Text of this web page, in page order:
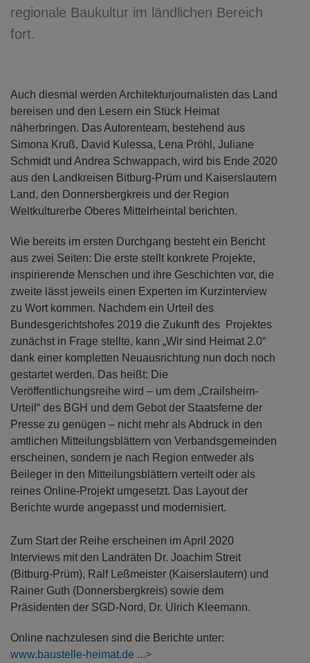
regionale Baukultur im ländlichen Bereich
fort.
Auch diesmal werden Architekturjournalisten das Land
bereisen und den Lesern ein Stück Heimat
näherbringen. Das Autorenteam, bestehend aus
Simona Kruß, David Kulessa, Lena Pröhl, Juliane
Schmidt und Andrea Schwappach, wird bis Ende 2020
aus den Landkreisen Bitburg-Prüm und Kaiserslautern
Land, den Donnersbergkreis und der Region
Weltkulturerbe Oberes Mittelrheintal berichten.
Wie bereits im ersten Durchgang besteht ein Bericht
aus zwei Seiten: Die erste stellt konkrete Projekte,
inspirierende Menschen und ihre Geschichten vor, die
zweite lässt jeweils einen Experten im Kurzinterview
zu Wort kommen. Nachdem ein Urteil des
Bundesgerichtshofes 2019 die Zukunft des Projektes
zunächst in Frage stellte, kann „Wir sind Heimat 2.0“
dank einer kompletten Neuausrichtung nun doch noch
gestartet werden. Das heißt: Die
Veröffentlichungsreihe wird – um dem „Crailsheim-
Urteil“ des BGH und dem Gebot der Staatsferne der
Presse zu genügen – nicht mehr als Abdruck in den
amtlichen Mitteilungsblättern von Verbandsgemeinden
erscheinen, sondern je nach Region entweder als
Beileger in den Mitteilungsblättern verteilt oder als
reines Online-Projekt umgesetzt. Das Layout der
Berichte wurde angepasst und modernisiert.
Zum Start der Reihe erscheinen im April 2020
Interviews mit den Landräten Dr. Joachim Streit
(Bitburg-Prüm), Ralf Leßmeister (Kaiserslautern) und
Rainer Guth (Donnersbergkreis) sowie dem
Präsidenten der SGD-Nord, Dr. Ulrich Kleemann.
Online nachzulesen sind die Berichte unter:
www.baustelle-heimat.de